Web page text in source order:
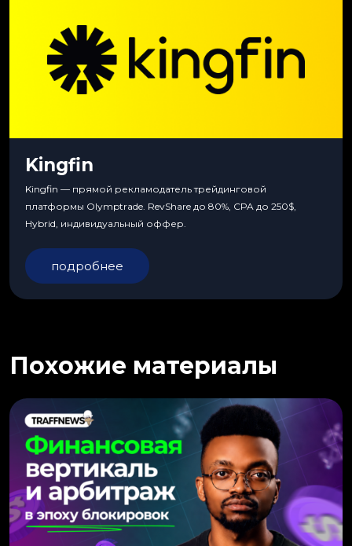
Kingfin
Kingfin — прямой рекламодатель трейдинговой
платформы Olymptrade. RevShare до 80%, CPA до 250$,
Hybrid, индивидуальный оффер.
подробнее
Похожие материалы